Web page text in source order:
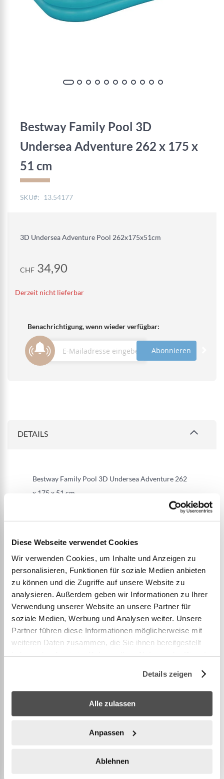
Diese Webseite verwendet Cookies
Wir verwenden Cookies, um Inhalte und Anzeigen zu
personalisieren, Funktionen für soziale Medien anbieten
zu können und die Zugriffe auf unsere Website zu
analysieren. Außerdem geben wir Informationen zu Ihrer
Verwendung unserer Website an unsere Partner für
soziale Medien, Werbung und Analysen weiter. Unsere
Partner führen diese Informationen möglicherweise mit
weiteren Daten zusammen, die Sie ihnen bereitgestellt
Details zeigen
Alle zulassen
Anpassen
Ablehnen
Bestway Family Pool 3D
Undersea Adventure 262 x 175 x
51 cm
SKU 13.54177
3D Undersea Adventure Pool 262x175x51cm
CHF 34,90
Derzeit nicht lieferbar
Benachrichtigung, wenn wieder verfügbar:
Abonnieren
Bildgalerie
DETAILS
Bestway Family Pool 3D Undersea Adventure 262
x 175 x 51 cm
Grösse: 262 x 175 x 51 cm
Format
Einfacher Aufbau
Wasserkapazität: 778 Liter
Inhalt: 1 Family Pool, 2 3D-Brillen, 1 Packung
Spielkristalle, 1 Reparaturflicken
Wasserkapazität: 778 Liter
2 gleichgrosse Luftringe
Für eine Schatzsuche in traumhafter 3D-
Unterwasserwelt
Inklusive zwei 3D-Brillen und eine Handvoll
Inhalt: 1 Pool, 2 3D-Brillen, 1 Packung Kristalle,